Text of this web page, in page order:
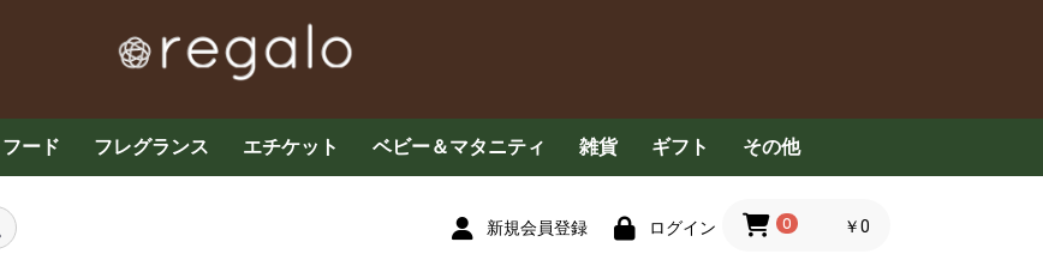
フード
お茶・コーヒー各種
グラノーラ・ドライフ
ルーツ
その他フード
お菓子
プロテイン・サプリメ
ント
ザクロ
はちみつ
フレグランス エチケット ベビー＆マタニティ 雑貨 ギフト その他
新規会員登録 ログイン 0 ￥0